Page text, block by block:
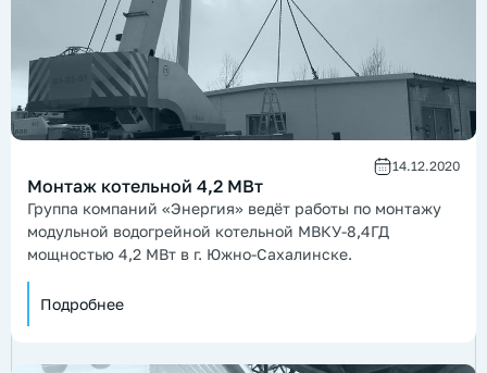
14.12.2020
Монтаж котельной 4,2 МВт
Группа компаний «Энергия» ведёт работы по монтажу
модульной водогрейной котельной МВКУ-8,4ГД
мощностью 4,2 МВт в г. Южно-Сахалинске.
Подробнее